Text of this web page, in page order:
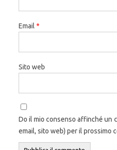
Email *
Sito web
Do il mio consenso affinché un
email, sito web) per il prossimo